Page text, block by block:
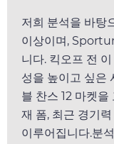
저희 분석을 바탕
이상이며,
니다. 킥오프 전
성을 높이고 싶은
블 찬스 12 마켓
재 폼, 최근 경기
이루어집니다.분